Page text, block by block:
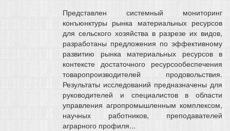
Представлен системный мониторинг
конъюнктуры рынка материальных ресурсов
для сельского хозяйства в разрезе их видов,
разработаны предложения по эффективному
развитию рынка материальных ресурсов в
контексте достаточного ресурсообеспечения
товаропроизводителей продовольствия.
Результаты исследований предназначены для
руководителей и специалистов в области
управления агропромышленным комплексом,
научных работников, преподавателей
аграрного профиля...